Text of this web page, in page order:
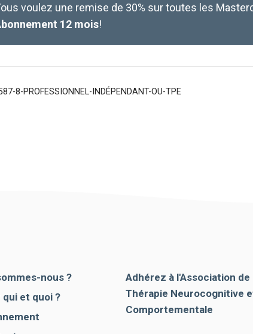
voulez une remise de 30% sur toutes les
12 mois!
8-PROFESSIONNEL-INDÉPENDANT-OU-TPE
nous ?
qui et quoi ?
Adhérez à l'Association de
Thérapie Neurocognitive
Comportementale